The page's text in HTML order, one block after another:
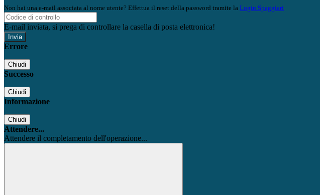
Non hai una e-mail associata al nome utente? Effettua il reset della password tramite la Login Spaggiari
E-mail inviata, si prega di controllare la casella di posta elettronica!
Errore
Chiudi
Successo
Chiudi
Informazione
Chiudi
Attendere...
Attendere il completamento dell'operazione...